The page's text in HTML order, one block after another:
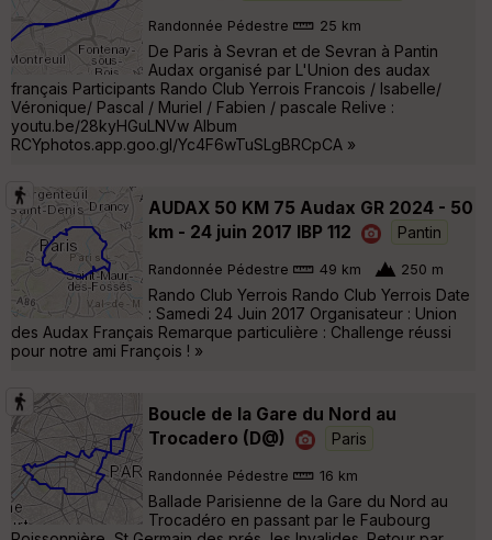
Randonnée Pédestre 25 km
De Paris à Sevran et de Sevran à Pantin
Audax organisé par L'Union des audax
français Participants Rando Club Yerrois Francois / Isabelle/
Véronique/ Pascal / Muriel / Fabien / pascale Relive :
youtu.be/28kyHGuLNVw Album
RCYphotos.app.goo.gl/Yc4F6wTuSLgBRCpCA »
AUDAX 50 KM 75 Audax GR 2024 - 50
km - 24 juin 2017 IBP 112
Pantin
Randonnée Pédestre 49 km 250 m
Rando Club Yerrois Rando Club Yerrois Date
: Samedi 24 Juin 2017 Organisateur : Union
des Audax Français Remarque particulière : Challenge réussi
pour notre ami François ! »
Boucle de la Gare du Nord au
Trocadero (D@)
Paris
Randonnée Pédestre 16 km
Ballade Parisienne de la Gare du Nord au
Trocadéro en passant par le Faubourg